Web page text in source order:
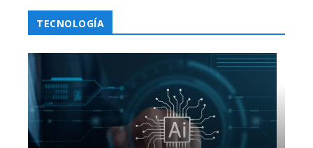
TECNOLOGÍA